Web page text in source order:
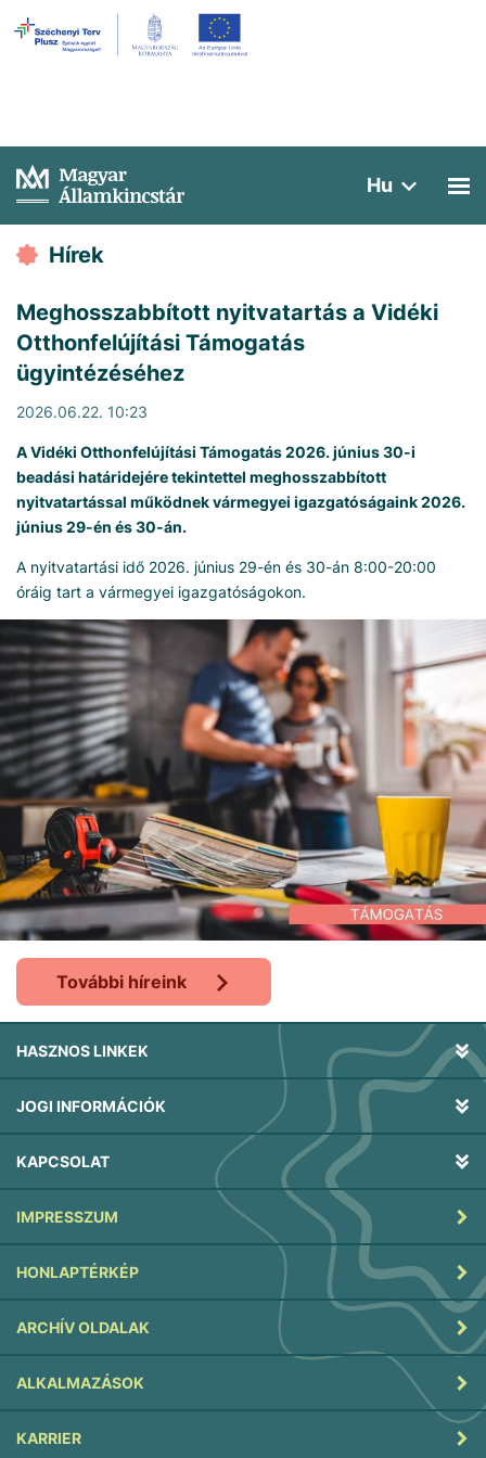
Hu
Hírek
További híreink
Meghosszabbított nyitvatartás a Vidéki
Otthonfelújítási Támogatás
ügyintézéséhez
2026.06.22. 10:23
A Vidéki Otthonfelújítási Támogatás 2026. június 30-i
beadási határidejére tekintettel meghosszabbított
nyitvatartással működnek vármegyei igazgatóságaink 2026.
június 29-én és 30-án.
A nyitvatartási idő 2026. június 29-én és 30-án 8:00-20:00
óráig tart a vármegyei igazgatóságokon.
HASZNOS LINKEK
JOGI INFORMÁCIÓK
KAPCSOLAT
IMPRESSZUM
HONLAPTÉRKÉP
ARCHÍV OLDALAK
ALKALMAZÁSOK
KARRIER